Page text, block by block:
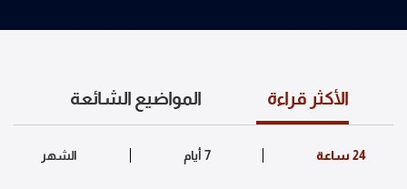
الأكثر قراءة المواضيع الشائعة